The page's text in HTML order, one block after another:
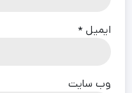
ایمیل*
وب‌ سایت